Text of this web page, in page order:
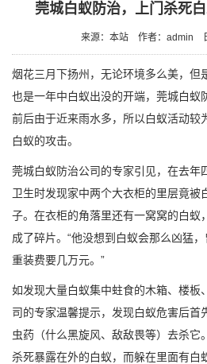
莞城白蚁防治，上门杀死
来源：本站 作者：admin
烟花三月下扬州，无论环境多么美，但
也是一年中白蚁出没的开端，莞城白蚁
前后由于近来雨水多，所以白蚁活动较
白蚁的攻击。
莞城白蚁防治公司的专家引见，在去年
卫生时发现家中两个大衣柜的里层竟被
子。在衣柜的角落里还有一窝窝的白蚁
成了碎片。“他没想到白蚁会那么凶猛
重装费要几万元。”
如发现大量白蚁集中蛀食的木箱、楼板
司的专家温馨提示，发现白蚁危害后首
虫药（什么黑旋风、敌敌畏等）去杀它
杀死暴露在外的白蚁，而躲在里面有白